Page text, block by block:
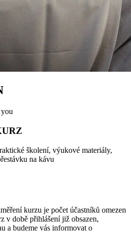
školení, výukové materiály,
na kávu
kurzu je počet účastníků omezen
v době přihlášení již obsazen,
a budeme vás informovat o